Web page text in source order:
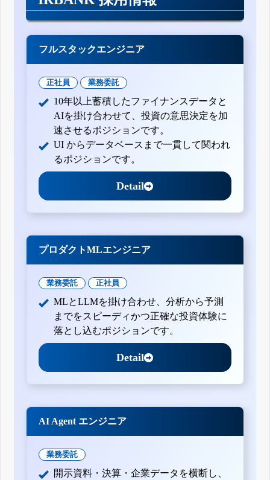
フルスタックエンジニア
正社員 業務委託
10年以上蓄積したファイナンスデータと
AIを掛け合わせて、投資の意思決定を加
速させるポジションです。
UI からデータベースまで一貫して関われ
るポジションです。
Detail
プロダクトMLエンジニア
業務委託 正社員
MLとLLMを掛け合わせ、分析から予測
までをスピーディかつ正確な投資体験に
落とし込むポジションです。
Detail
AI Agent エンジニア
業務委託
開示資料・決算・企業データを横断し、